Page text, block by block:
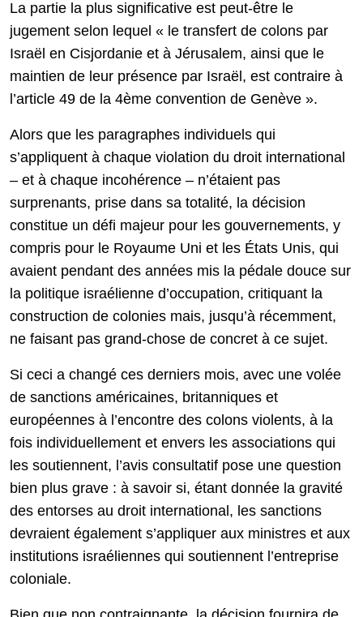
La partie la plus significative est peut-être le
jugement selon lequel « le transfert de colons par
Israël en Cisjordanie et à Jérusalem, ainsi que le
maintien de leur présence par Israël, est contraire à
l’article 49 de la 4ème convention de Genève ».
Alors que les paragraphes individuels qui
s’appliquent à chaque violation du droit international
– et à chaque incohérence – n’étaient pas
surprenants, prise dans sa totalité, la décision
constitue un défi majeur pour les gouvernements, y
compris pour le Royaume Uni et les États Unis, qui
avaient pendant des années mis la pédale douce sur
la politique israélienne d’occupation, critiquant la
construction de colonies mais, jusqu’à récemment,
ne faisant pas grand-chose de concret à ce sujet.
Si ceci a changé ces derniers mois, avec une volée
de sanctions américaines, britanniques et
européennes à l’encontre des colons violents, à la
fois individuellement et envers les associations qui
les soutiennent, l’avis consultatif pose une question
bien plus grave : à savoir si, étant donnée la gravité
des entorses au droit international, les sanctions
devraient également s’appliquer aux ministres et aux
institutions israéliennes qui soutiennent l’entreprise
coloniale.